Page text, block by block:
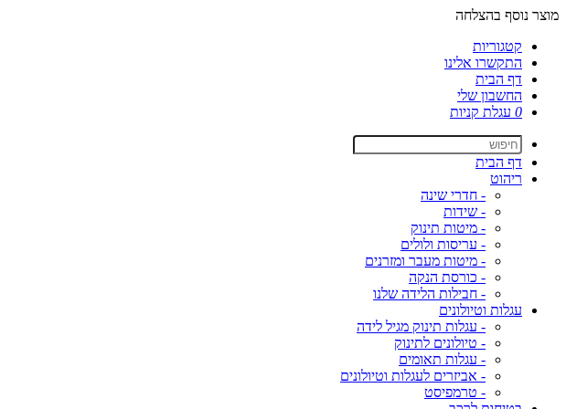
מוצר נוסף בהצלחה
קטגוריות
התקשרו אלינו
דף הבית
החשבון שלי
0 עגלת קניות
דף הבית
ריהוט
- חדרי שינה
- שידות
- מיטות תינוק
- עריסות ולולים
- מיטות מעבר ומזרנים
- כורסת הנקה
- חבילות הלידה שלנו
עגלות וטיולונים
- עגלות תינוק מגיל לידה
- טיולונים לתינוק
- עגלות תאומים
- אביזרים לעגלות וטיולונים
- טרמפיסט